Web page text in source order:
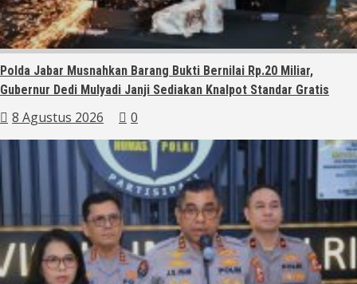
Polda Jabar Musnahkan Barang Bukti Bernilai Rp.20 Miliar,
Gubernur Dedi Mulyadi Janji Sediakan Knalpot Standar Gratis
8 Agustus 2026 0